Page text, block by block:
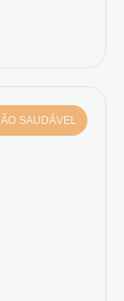
SAUDÁVEL